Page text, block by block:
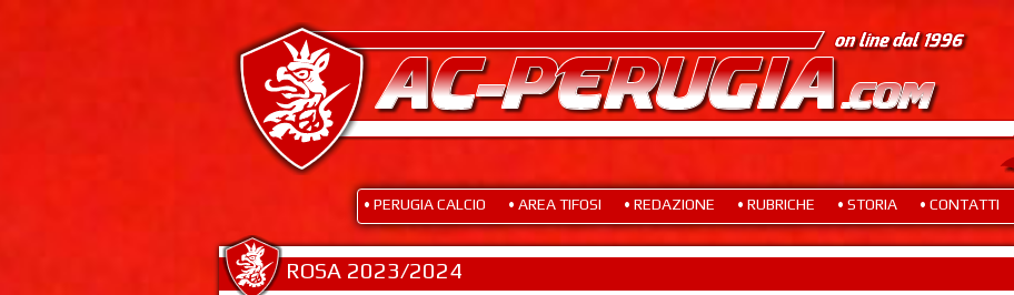
• PERUGIA CALCIO • AREA TIFOSI • REDAZIONE • RUBRICHE • STORIA • CONTATTI
ROSA 2023/2024